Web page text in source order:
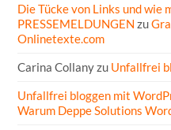
Die Tücke von Links und wie
PRESSEMELDUNGEN zu
Onlinetexte.com
Carina Collanyzu Unfallfrei
Unfallfrei bloggen mit
Warum Deppe Solutions